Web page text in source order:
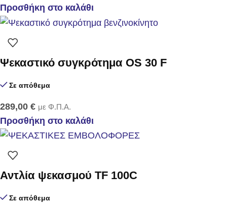
Προσθήκη στο καλάθι
Ψεκαστικό συγκρότημα OS 30 F
Σε απόθεμα
289,00 € με Φ.Π.Α.
Προσθήκη στο καλάθι
Αντλία ψεκασμού TF 100C
Σε απόθεμα